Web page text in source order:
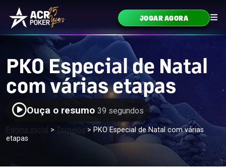
Ir para o conteúdo
Navegação principalJOGAR AGORA
PKO Especial de Natal
com várias etapas
Ouça o resumo 39 segundos
Página inicial > Torneios > PKO Especial de Natal com várias
etapas